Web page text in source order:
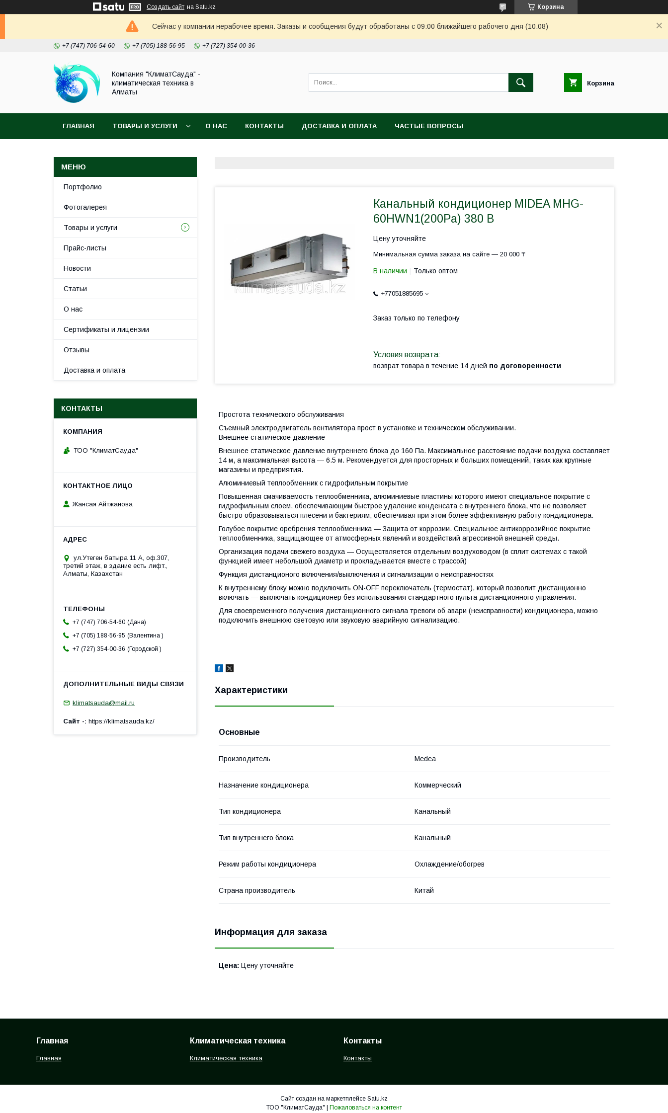
Создать сайт на Satu.kz Корзина
Сейчас у компании нерабочее время. Заказы и сообщения будут обработаны с 09:00 ближайшего рабочего дня (10.08)
+7 (747) 706-54-60 +7 (705) 188-56-95 +7 (727) 354-00-36
Компания "КлиматСауда" -
климатическая техника в
Алматы
Корзина
ГЛАВНАЯ ТОВАРЫ И УСЛУГИ О НАС КОНТАКТЫ ДОСТАВКА И ОПЛАТА ЧАСТЫЕ ВОПРОСЫ
Канальный кондиционер MIDEA MHG-
60HWN1(200Pa) 380 В
Цену уточняйте
Минимальная сумма заказа на сайте — 20 000 ₸
В наличии Только оптом
+77051885695
Заказ только по телефону
возврат товара в течение 14 дней по договоренности
Простота технического обслуживания
Съемный электродвигатель вентилятора прост в установке и техническом обслуживании.
Внешнее статическое давление
Внешнее статическое давление внутреннего блока до 160 Па. Максимальное расстояние подачи воздуха составляет
14 м, а максимальная высота — 6.5 м. Рекомендуется для просторных и больших помещений, таких как крупные
магазины и предприятия.
Алюминиевый теплообменник с гидрофильным покрытие
Повышенная смачиваемость теплообменника, алюминиевые пластины которого имеют специальное покрытие с
гидрофильным слоем, обеспечивающим быстрое удаление конденсата с внутреннего блока, что не позволяет
быстро образовываться плесени и бактериям, обеспечивая при этом более эффективную работу кондиционера.
Голубое покрытие оребрения теплообменника — Защита от коррозии. Специальное антикоррозийное покрытие
теплообменника, защищающее от атмосферных явлений и воздействий агрессивной внешней среды.
Организация подачи свежего воздуха — Осуществляется отдельным воздуховодом (в сплит системах с такой
функцией имеет небольшой диаметр и прокладывается вместе с трассой)
Функция дистанционого включения/выключения и сигнализации о неисправностях
К внутреннему блоку можно подключить ON-OFF переключатель (термостат), который позволит дистанционно
включать — выключать кондиционер без использования стандартного пульта дистанционного управления.
Для своевременного получения дистанционного сигнала тревоги об авари (неисправности) кондиционера, можно
подключить внешнюю световую или звуковую аварийную сигнализацию.
Характеристики
Основные
Производитель Medea
Назначение кондиционера Коммерческий
Тип кондиционера Канальный
Тип внутреннего блока Канальный
Режим работы кондиционера Охлаждение/обогрев
Страна производитель Китай
Информация для заказа
Цена: Цену уточняйте
Портфолио
Фотогалерея
Товары и услуги
Прайс-листы
Новости
Статьи
О нас
Сертификаты и лицензии
Отзывы
Доставка и оплата
КОНТАКТЫ
ТОО "КлиматСауда"
Жансая Айтжанова
ул.Утеген батыра 11 А, оф.307,
третий этаж, в здание есть лифт.,
Алматы, Казахстан
+7 (747) 706-54-60 Дана
+7 (705) 188-56-95
Валентина
+7 (727) 354-00-36
Городской
klimatsauda@mail.ru
Сайт - https://klimatsauda.kz/
Главная
Главная
Климатическая техника
Климатическая техника
Контакты
Контакты
Сайт создан на маркетплейсе Satu.kz
Пожаловаться на контент